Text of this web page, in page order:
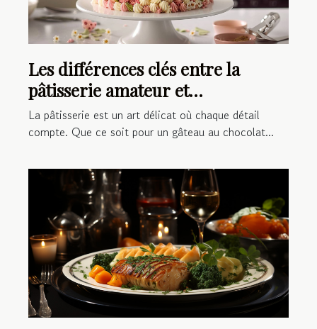
Les différences clés entre la
pâtisserie amateur et
professionnelle
La pâtisserie est un art délicat où chaque détail
compte. Que ce soit pour un gâteau au chocolat...